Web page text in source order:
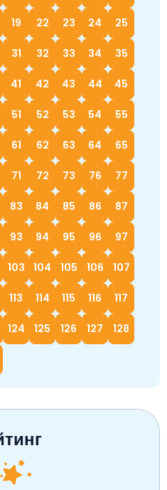
19 22 23 24 25
31 32 33 34 35
41 42 43 44 45
51 52 53 54 55
61 62 63 64 65
71 72 73 76 77
83 84 85 86 87
93 94 95 96 97
103 104 105 106 107
113 114 115 116 117
124 125 126 127 128